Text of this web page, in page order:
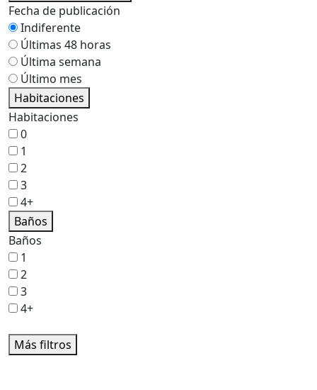
Fecha de publicación
Indiferente
Últimas 48 horas
Última semana
Último mes
Habitaciones
Habitaciones
0
1
2
3
4+
Baños
Baños
1
2
3
4+
Más filtros